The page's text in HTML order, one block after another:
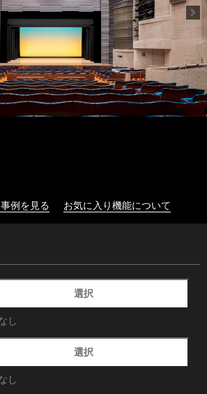
例を見る お気に入り機能について
選択
し
選択
し